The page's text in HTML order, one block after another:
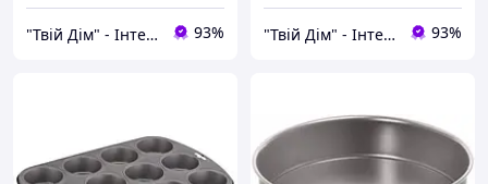
"Твій Дім" - Інтернет-гіпермаркет 93% "Твій Дім" - Інтернет-гіпермаркет 93%